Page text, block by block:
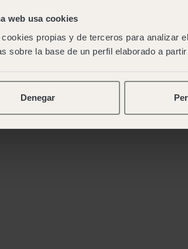
web usa cookies
propias y de terceros para analizar
sobre la base de un perfil elaborado a
Denegar